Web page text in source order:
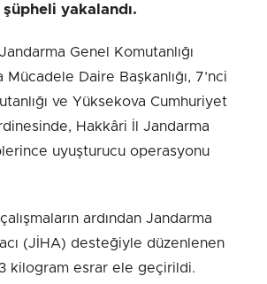
yakalandı.
Genel Komutanlığı
Daire Başkanlığı, 7’nci
ve Yüksekova Cumhuriyet
Hakkâri İl Jandarma
uyuşturucu operasyonu
ardından Jandarma
(JİHA) desteğiyle düzenlenen
kilogram esrar ele geçirildi.